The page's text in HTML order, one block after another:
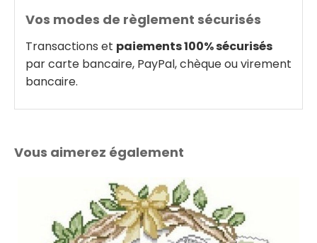
Vos modes de règlement sécurisés
Transactions et paiements 100% sécurisés
par carte bancaire, PayPal, chèque ou virement
bancaire.
Vous aimerez également